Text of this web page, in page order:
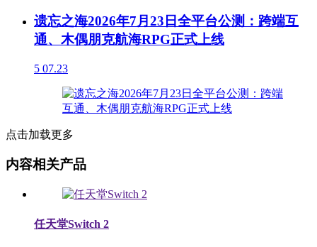
遗忘之海2026年7月23日全平台公测：跨端互
通、木偶朋克航海RPG正式上线
5 07.23
点击加载更多
内容相关产品
任天堂Switch 2